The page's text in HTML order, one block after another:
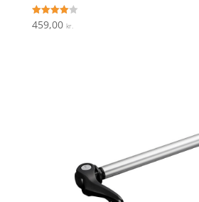
Vurderet
4
459,00 kr.